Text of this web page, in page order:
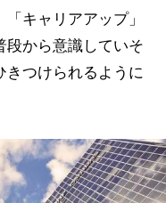
キャリアアップ」
段から意識していそ
きつけられるように